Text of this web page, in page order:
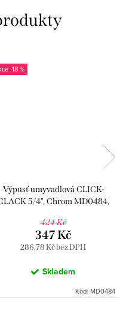
-18 %
Výpusť umyvadlová CLICK-
5/4", Chrom MD0484,
424 Kč
286,78 Kč bez DPH
347 Kč
Skladem
Kód: MD0484